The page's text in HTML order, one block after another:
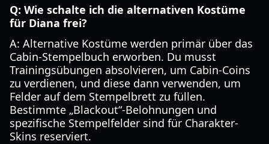
Q: Wie schalte ich die alternativen Kostüme
für Diana frei?
A: Alternative Kostüme werden primär über das
Cabin-Stempelbuch erworben. Du musst
Trainingsübungen absolvieren, um Cabin-Coins
zu verdienen, und diese dann verwenden, um
Felder auf dem Stempelbrett zu füllen.
Bestimmte „Blackout“-Belohnungen und
spezifische Stempelfelder sind für Charakter-
Skins reserviert.